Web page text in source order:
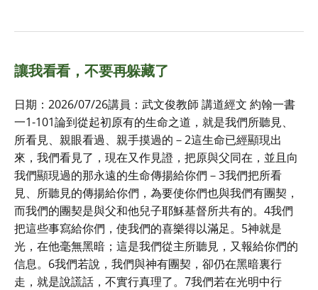
讓我看看，不要再躲藏了
日期：2026/07/26講員：武文俊教師 講道經文 約翰一書
一1-101論到從起初原有的生命之道，就是我們所聽見、
所看見、親眼看過、親手摸過的－2這生命已經顯現出
來，我們看見了，現在又作見證，把原與父同在，並且向
我們顯現過的那永遠的生命傳揚給你們－3我們把所看
見、所聽見的傳揚給你們，為要使你們也與我們有團契，
而我們的團契是與父和他兒子耶穌基督所共有的。4我們
把這些事寫給你們，使我們的喜樂得以滿足。5神就是
光，在他毫無黑暗；這是我們從主所聽見，又報給你們的
信息。6我們若說，我們與神有團契，卻仍在黑暗裏行
走，就是說謊話，不實行真理了。7我們若在光明中行